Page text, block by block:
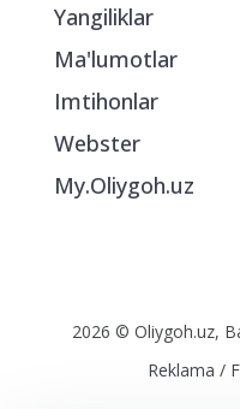
Yangiliklar
Ma'lumotlar
Imtihonlar
Webster
My.Oliygoh.uz
2026 © Oliygoh.uz,
Reklama /